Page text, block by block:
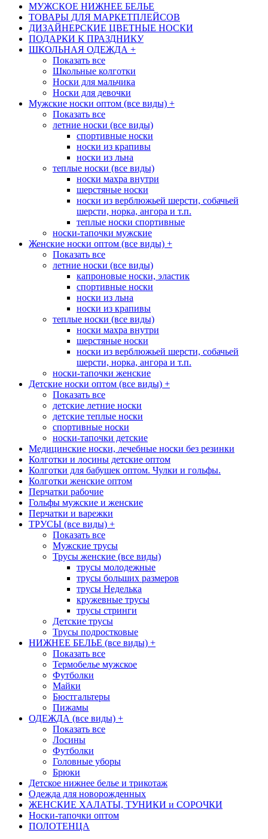
МУЖСКОЕ НИЖНЕЕ БЕЛЬЕ
ТОВАРЫ ДЛЯ МАРКЕТПЛЕЙСОВ
ДИЗАЙНЕРСКИЕ ЦВЕТНЫЕ НОСКИ
ПОДАРКИ К ПРАЗДНИКУ
ШКОЛЬНАЯ ОДЕЖДА +
Показать все
Школьные колготки
Носки для мальчика
Носки для девочки
Мужские носки оптом (все виды) +
Показать все
летние носки (все виды)
спортивные носки
носки из крапивы
носки из льна
теплые носки (все виды)
носки махра внутри
шерстяные носки
носки из верблюжьей шерсти, собачьей
шерсти, норка, ангора и т.п.
теплые носки спортивные
носки-тапочки мужские
Женские носки оптом (все виды) +
Показать все
летние носки (все виды)
капроновые носки, эластик
спортивные носки
носки из льна
носки из крапивы
теплые носки (все виды)
носки махра внутри
шерстяные носки
носки из верблюжьей шерсти, собачьей
шерсти, норка, ангора и т.п.
носки-тапочки женские
Детские носки оптом (все виды) +
Показать все
детские летние носки
детские теплые носки
спортивные носки
носки-тапочки детские
Медицинские носки, лечебные носки без резинки
Колготки и лосины детские оптом
Колготки для бабушек оптом. Чулки и гольфы.
Колготки женские оптом
Перчатки рабочие
Гольфы мужские и женские
Перчатки и варежки
ТРУСЫ (все виды) +
Показать все
Мужские трусы
Трусы женские (все виды)
трусы молодежные
трусы больших размеров
трусы Неделька
кружевные трусы
трусы стринги
Детские трусы
Трусы подростковые
НИЖНЕЕ БЕЛЬЕ (все виды) +
Показать все
Термобелье мужское
Футболки
Майки
Бюстгальтеры
Пижамы
ОДЕЖДА (все виды) +
Показать все
Лосины
Футболки
Головные уборы
Брюки
Детское нижнее белье и трикотаж
Одежда для новорожденных
ЖЕНСКИЕ ХАЛАТЫ, ТУНИКИ и СОРОЧКИ
Носки-тапочки оптом
ПОЛОТЕНЦА